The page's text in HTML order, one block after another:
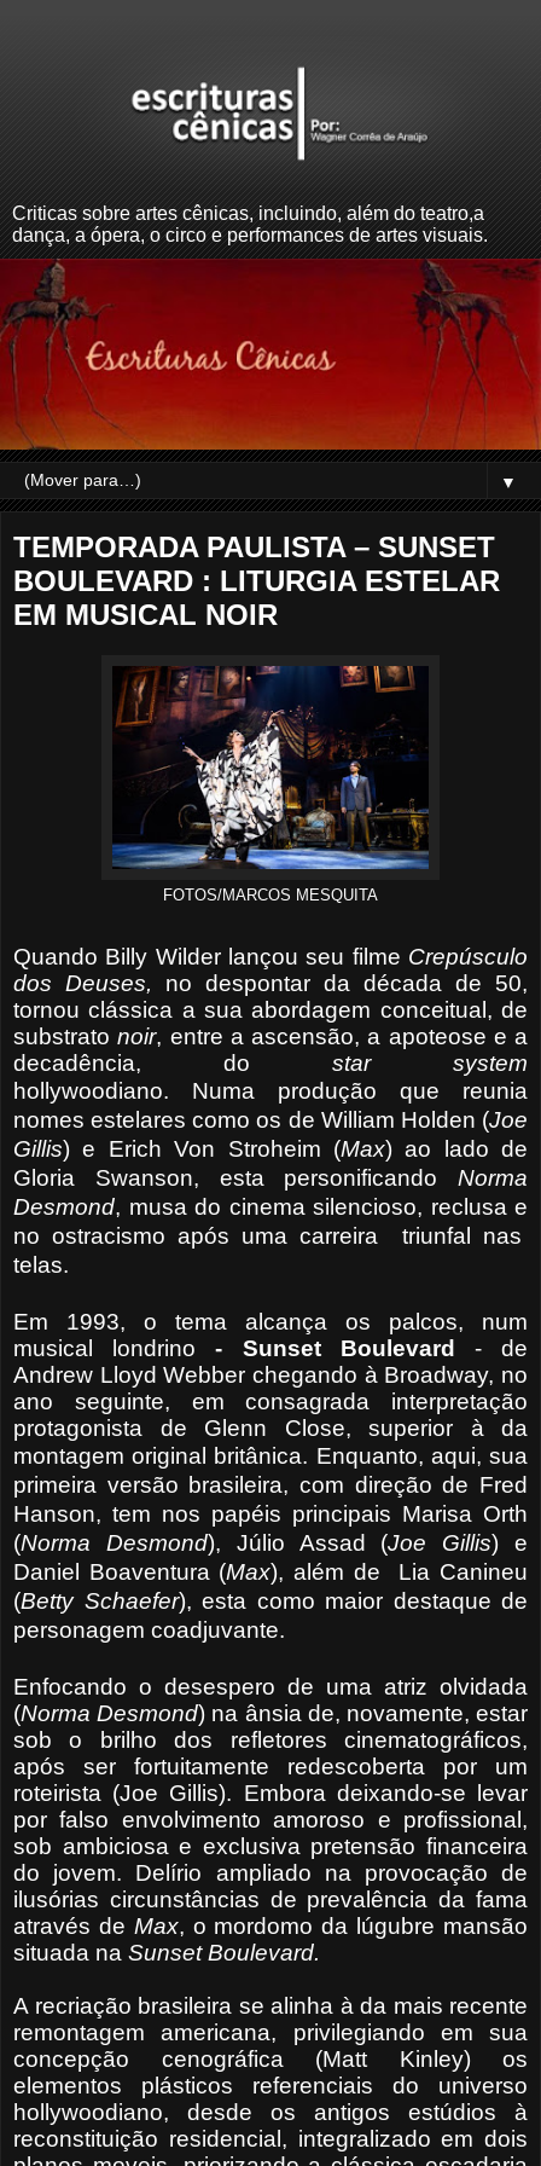
Criticas sobre artes cênicas, incluindo, além do teatro,a
dança, a ópera, o circo e performances de artes visuais.
▼
TEMPORADA PAULISTA – SUNSET
BOULEVARD : LITURGIA ESTELAR
EM MUSICAL NOIR
FOTOS/MARCOS MESQUITA
Quando Billy Wilder lançou seu filme Crepúsculo
dos Deuses, no despontar da década de 50,
tornou clássica a sua abordagem conceitual, de
substratonoir, entre a ascensão, a apoteose e a
decadência, do star system
hollywoodiano. Numa produção que reunia
nomes estelares como os de William Holden (Joe
Gillis) e Erich Von Stroheim (Max) ao lado de
Gloria Swanson, esta personificando Norma
Desmond, musa do cinema silencioso, reclusa e
no ostracismo após uma carreira
triunfal nas
telas.
Em 1993, o tema alcança os palcos, num
musical londrino- Sunset Boulevard
- de
Andrew Lloyd Webber chegando à Broadway, no
ano seguinte, em consagrada interpretação
protagonista de Glenn Close, superior à da
montagem original britânica. Enquanto, aqui, sua
primeira versão brasileira, com direção de Fred
Hanson, tem nos papéis principais Marisa Orth
(Norma Desmond), Júlio Assad (Joe Gillis) e
Daniel Boaventura (Max), além de
Lia Canineu
(Betty Schaefer), esta como maior destaque de
personagem coadjuvante.
Enfocando o desespero de uma atriz olvidada
(Norma Desmond) na ânsia de, novamente, estar
sob o brilho dos refletores cinematográficos,
após ser fortuitamente redescoberta por um
roteirista (Joe Gillis). Embora deixando-se levar
por falso envolvimento amoroso e profissional,
sob ambiciosa e exclusiva pretensão financeira
do jovem. Delírio ampliado na provocação de
ilusórias circunstâncias de prevalência da fama
através de Max, o mordomo da lúgubre mansão
situada na Sunset Boulevard.
A recriação brasileira se alinha à da mais recente
remontagem americana, privilegiando em sua
concepção cenográfica (Matt Kinley) os
elementos plásticos referenciais do universo
hollywoodiano, desde os antigos estúdios à
reconstituição residencial, integralizado em dois